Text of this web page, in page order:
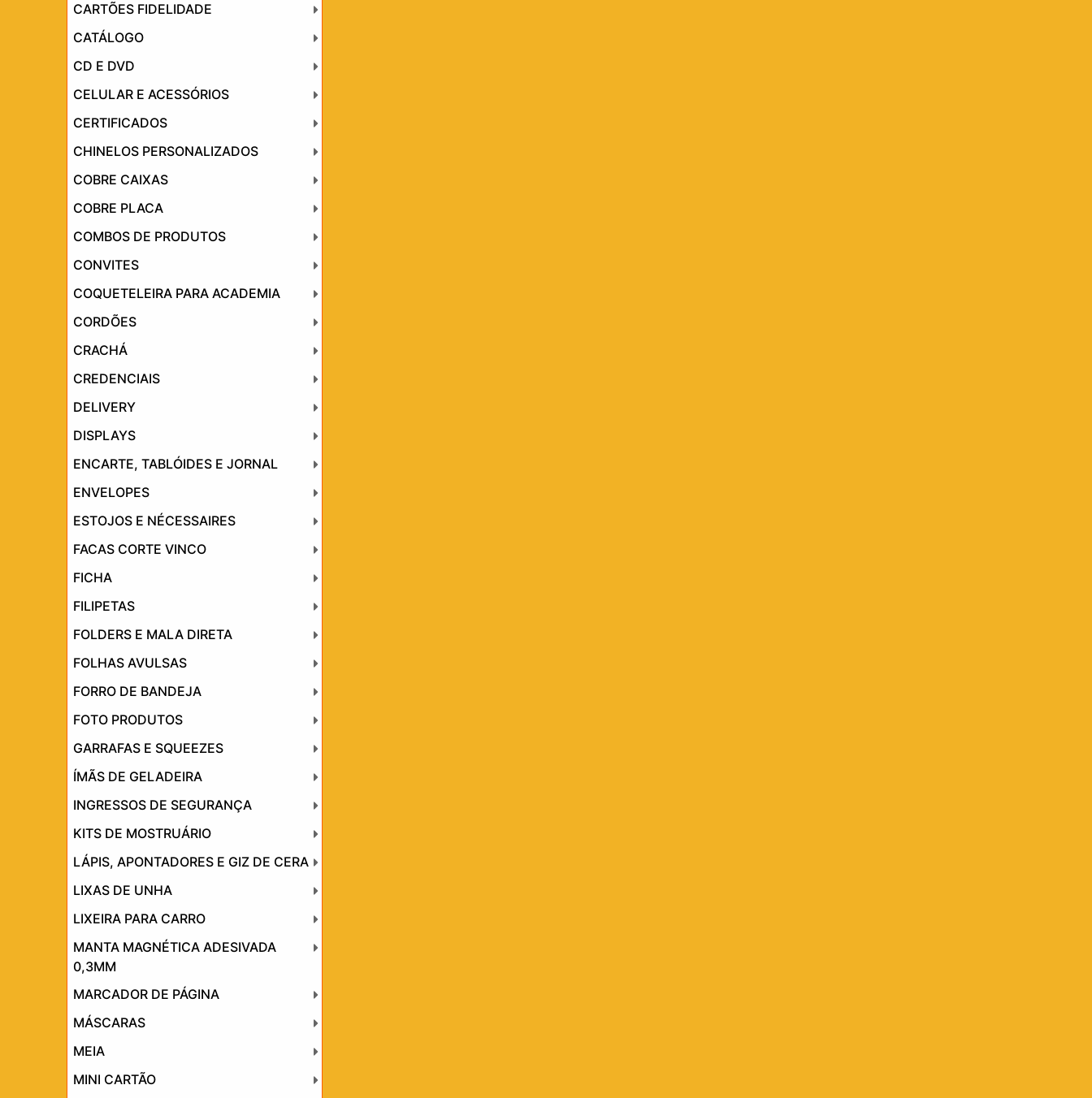
CARTÕES FIDELIDADE
CATÁLOGO
CD E DVD
CELULAR E ACESSÓRIOS
CERTIFICADOS
CHINELOS PERSONALIZADOS
COBRE CAIXAS
COBRE PLACA
COMBOS DE PRODUTOS
CONVITES
COQUETELEIRA PARA ACADEMIA
CORDÕES
CRACHÁ
CREDENCIAIS
DELIVERY
DISPLAYS
ENCARTE, TABLÓIDES E JORNAL
ENVELOPES
ESTOJOS E NÉCESSAIRES
FACAS CORTE VINCO
FICHA
FILIPETAS
FOLDERS E MALA DIRETA
FOLHAS AVULSAS
FORRO DE BANDEJA
FOTO PRODUTOS
GARRAFAS E SQUEEZES
ÍMÃS DE GELADEIRA
INGRESSOS DE SEGURANÇA
KITS DE MOSTRUÁRIO
LÁPIS, APONTADORES E GIZ DE CERA
LIXAS DE UNHA
LIXEIRA PARA CARRO
MANTA MAGNÉTICA ADESIVADA
0,3MM
MARCADOR DE PÁGINA
MÁSCARAS
MEIA
MINI CARTÃO